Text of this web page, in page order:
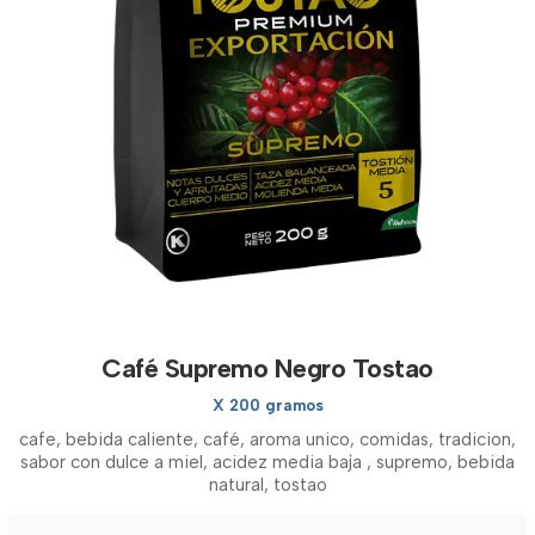
Café Supremo Negro Tostao
X 200 gramos
cafe, bebida caliente, café, aroma unico, comidas, tradicion,
sabor con dulce a miel, acidez media baja , supremo, bebida
natural, tostao